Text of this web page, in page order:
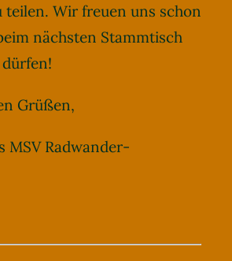
teilen. Wir freuen uns schon
nächsten Stammtisch
Grüßen,
MSV Radwander-